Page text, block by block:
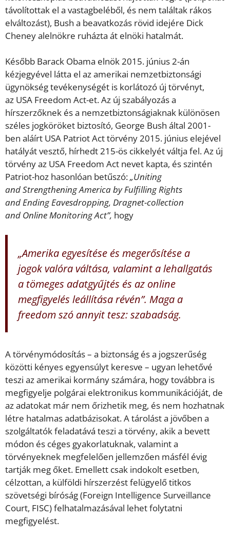
távolítottak el a vastagbeléből, és nem találtak rákos
elváltozást), Bush a beavatkozás rövid idejére Dick
Cheney alelnökre ruházta át elnöki hatalmát.
Később Barack Obama elnök 2015. június 2-án
kézjegyével látta el az amerikai nemzetbiztonsági
ügynökség tevékenységét is korlátozó új törvényt,
az USA Freedom Act-et. Az új szabályozás a
hírszerzőknek és a nemzetbiztonságiaknak különösen
széles jogköröket biztosító, George Bush által 2001-
ben aláírt USA Patriot Act törvény 2015. június elejével
hatályát vesztő, hírhedt 215-ös cikkelyét váltja fel. Az új
törvény az USA Freedom Act nevet kapta, és szintén
Patriot-hoz hasonlóan betűszó:„Uniting
and Strengthening America by Fulfilling Rights
and Ending Eavesdropping, Dragnet-collection
and Online Monitoring Act”, hogy
„Amerika egyesítése és megerősítése a
jogok valóra váltása, valamint a lehallgatás
a tömeges adatgyűjtés és az online
megfigyelés leállítása révén”. Maga a
freedom szó annyit tesz: szabadság.
A törvénymódosítás – a biztonság és a jogszerűség
közötti kényes egyensúlyt keresve – ugyan lehetővé
teszi az amerikai kormány számára, hogy továbbra is
megfigyelje polgárai elektronikus kommunikációját, de
az adatokat már nem őrizhetik meg, és nem hozhatnak
létre hatalmas adatbázisokat. A tárolást a jövőben a
szolgáltatók feladatává teszi a törvény, akik a bevett
módon és céges gyakorlatuknak, valamint a
törvényeknek megfelelően jellemzően másfél évig
tartják meg őket. Emellett csak indokolt esetben,
célzottan, a külföldi hírszerzést felügyelő titkos
szövetségi bíróság (Foreign Intelligence Surveillance
Court, FISC) felhatalmazásával lehet folytatni
megfigyelést.